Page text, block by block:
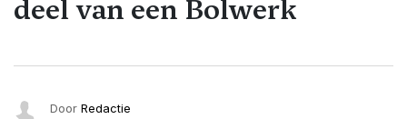
deel van een Bolwerk
Door Redactie